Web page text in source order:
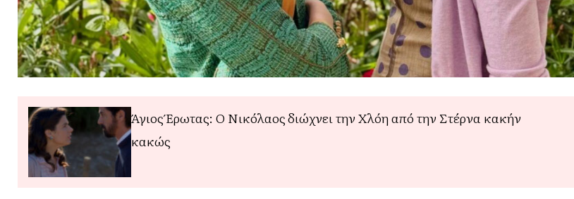
Άγιος Έρωτας: Ο Νικόλαος διώχνει την Χλόη από την Στέρνα κακήν
κακώς